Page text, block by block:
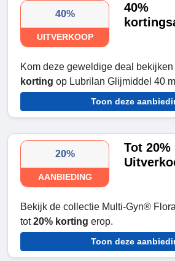
40%
UITVERKOOP
40%
Kom deze geweldige deal bekijken
korting op Lubrilan Glijmiddel 40
Toon deze
20%
AANBIEDING
Tot
Bekijk de collectie Multi-Gyn®
tot20% korting erop.
Toon deze